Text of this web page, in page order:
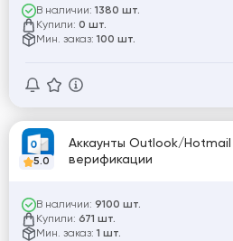
В наличии: 1380 шт.
Купили: 0 шт.
Мин. заказ: 100 шт.
5.0
Аккаунты Outlook/
верификации
В наличии: 9100 шт.
Купили: 671 шт.
Мин. заказ: 1 шт.